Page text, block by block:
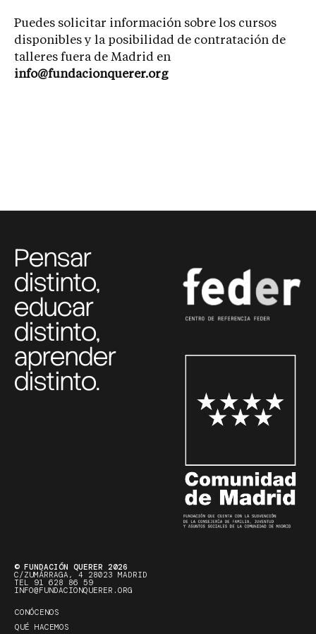
Puedes solicitar información sobre los cursos
disponibles y la posibilidad de contratación de
talleres fuera de Madrid en
info@fundacionquerer.org
Pensar
distinto,
educar
distinto,
aprender
distinto.
© FUNDACIÓN QUERER 2026
C/ZUMÁRRAGA, 4 28023 MADRID
TEL 91 628 86 59
INFO@FUNDACIONQUERER.ORG
CONÓCENOS
QUÉ HACEMOS